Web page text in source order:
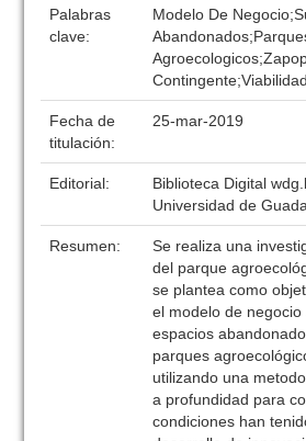
Palabras
clave:
Modelo De
Fecha de
titulación:
25-mar-2019
Editorial:
Biblioteca Digital
Universidad de
Resumen:
Se realiza una
del parque
se plantea como
el modelo de
espacios
parques
utilizando una
a profundidad para
condiciones han